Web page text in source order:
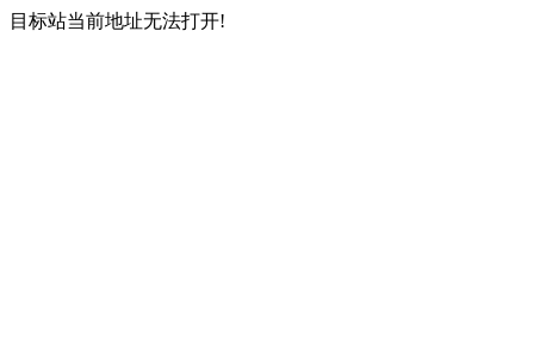
目标站当前地址无法打开!